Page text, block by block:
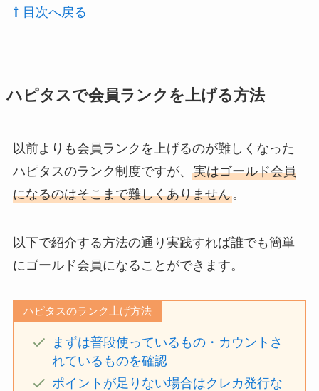
⇧ 目次へ戻る
ハピタスで会員ランクを上げる方法
以前よりも会員ランクを上げるのが難しくなった
ハピタスのランク制度ですが、 実はゴールド会員
になるのはそこまで難しくありません。
以下で紹介する方法の通り実践すれば誰でも簡単
にゴールド会員になることができます。
ハピタスのランク上げ方法
まずは普段使っているもの・カウントさ
れているものを確認
ポイントが足りない場合はクレカ発行な